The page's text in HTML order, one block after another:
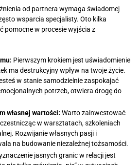
od partnera wymaga świadomej
wsparcia specjalisty. Oto kilka
pomocne w procesie wyjścia z
Pierwszym krokiem jest uświadomienie
ma destrukcyjny wpływ na twoje życie.
w stanie samodzielnie zaspokajać
potrzeb, otwiera drogę do
własnej wartości: Warto zainwestować
w warsztatach, szkoleniach
Rozwijanie własnych pasji i
na budowanie niezależnej tożsamości.
jasnych granic w relacji jest